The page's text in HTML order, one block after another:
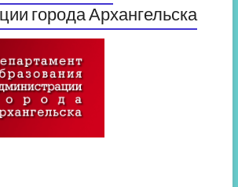
города Архангельска